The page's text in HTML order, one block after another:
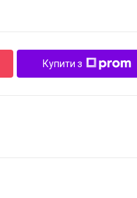
Купити з